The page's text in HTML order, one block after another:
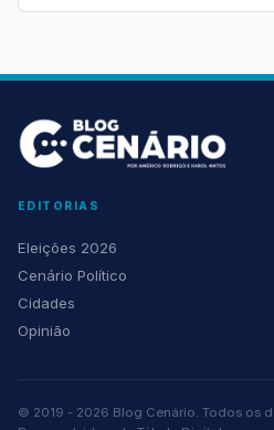
EDITORIAS
Eleições 2026
Cenário Político
Cidades
Opinião
© 2019 - 2026 Blog Cenário. Todos os